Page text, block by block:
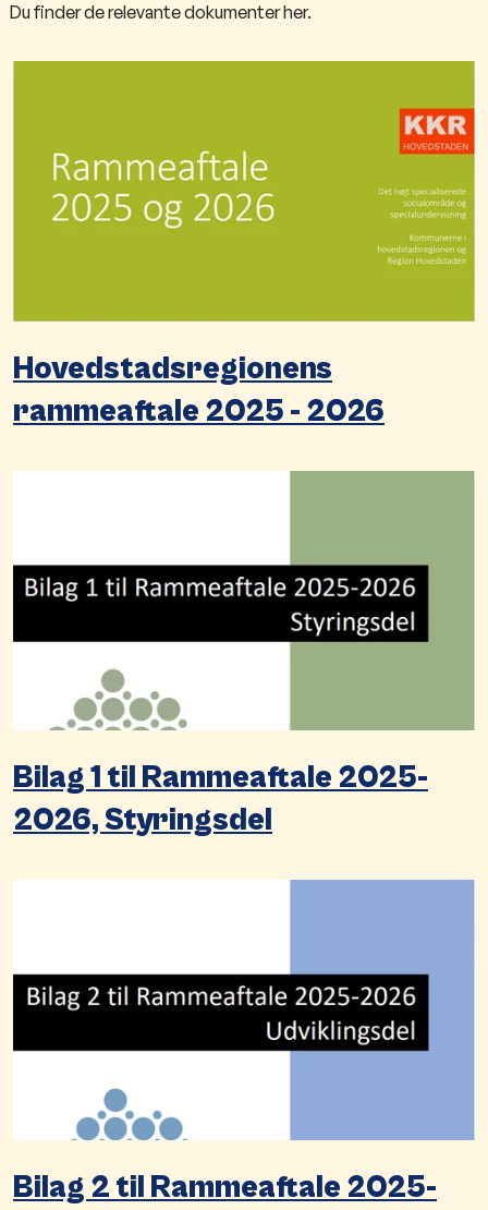
Du finder de relevante dokumenter her.
Hovedstadsregionens
rammeaftale 2025 - 2026
Bilag 1 til Rammeaftale 2025-
2026, Styringsdel
Bilag 2 til Rammeaftale 2025-